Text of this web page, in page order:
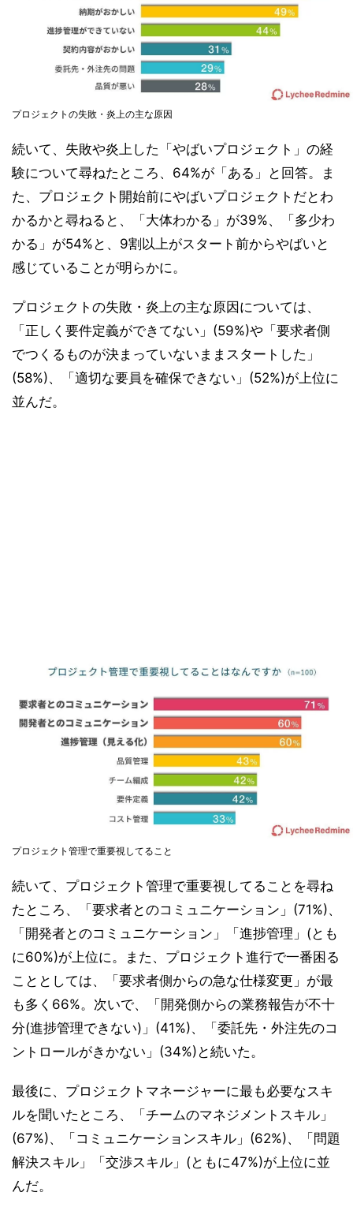
プロジェクトの失敗・炎上の主な原因
続いて、失敗や炎上した「やばいプロジェクト」の経
験について尋ねたところ、64%が「ある」と回答。ま
た、プロジェクト開始前にやばいプロジェクトだとわ
かるかと尋ねると、「大体わかる」が39%、「多少わ
かる」が54%と、9割以上がスタート前からやばいと
感じていることが明らかに。
プロジェクトの失敗・炎上の主な原因については、
「正しく要件定義ができてない」(59%)や「要求者側
でつくるものが決まっていないままスタートした」
(58%)、「適切な要員を確保できない」(52%)が上位に
並んだ。
プロジェクト管理で重要視してること
続いて、プロジェクト管理で重要視してることを尋ね
たところ、「要求者とのコミュニケーション」(71%)、
「開発者とのコミュニケーション」「進捗管理」(とも
に60%)が上位に。また、プロジェクト進行で一番困る
こととしては、「要求者側からの急な仕様変更」が最
も多く66%。次いで、「開発側からの業務報告が不十
分(進捗管理できない)」(41%)、「委託先・外注先のコ
ントロールがきかない」(34%)と続いた。
最後に、プロジェクトマネージャーに最も必要なスキ
ルを聞いたところ、「チームのマネジメントスキル」
(67%)、「コミュニケーションスキル」(62%)、「問題
解決スキル」「交渉スキル」(ともに47%)が上位に並
んだ。